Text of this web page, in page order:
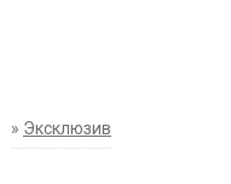
» Эксклюзив